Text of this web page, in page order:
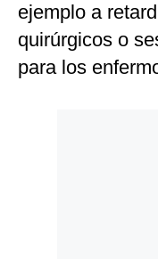
ejemplo a
quirúrgicos o
para los